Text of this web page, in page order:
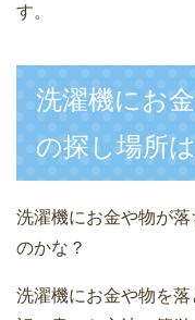
す。
洗濯機にお
の探し場所
洗濯機にお金や物が
のかな？
洗濯機にお金や物を